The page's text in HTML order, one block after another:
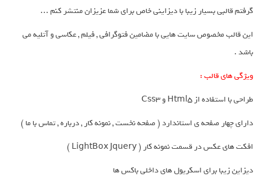
گرفتم قالبی بسیار زیبا با دیزاینی خاص برای شما عزیزان منتشر کنم …
این قالب مخصوص سایت هایی با مضامین فتوگرافی , فیلم , عکاسی و آتلیه می
باشد .
ویژگی های قالب :
طراحی با استفاده از Html5 و Css3
دارای چهار صفحه ی استاندارد ( صفحه نخست , نمونه کار , درباره , تماس با ما )
افکت های عکس در قسمت نمونه کار ( LightBox Jquery )
دیزاین زیبا برای اسکریول های داخلی باکس ها